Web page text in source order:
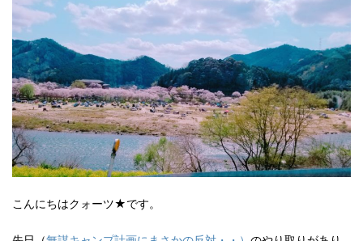
こんにちはクォーツ★です。